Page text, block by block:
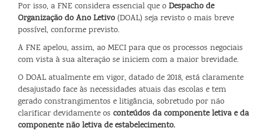
Por isso, a FNE considera essencial que o Despacho de
Organização do Ano Letivo (DOAL) seja revisto o mais breve
possível, conforme previsto.
A FNE apelou, assim, ao MECI para que os processos negociais
com vista à sua alteração se iniciem com a maior brevidade.
O DOAL atualmente em vigor, datado de 2018, está claramente
desajustado face às necessidades atuais das escolas e tem
gerado constrangimentos e litigância, sobretudo por não
clarificar devidamente os conteúdos da componente letiva e da
componente não letiva de estabelecimento.